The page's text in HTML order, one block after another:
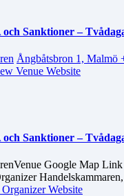
Sanktioner –
Ångbåtsbron 1, Malmö
Venue Website
Sanktioner –
Venue Google Map Link
Website